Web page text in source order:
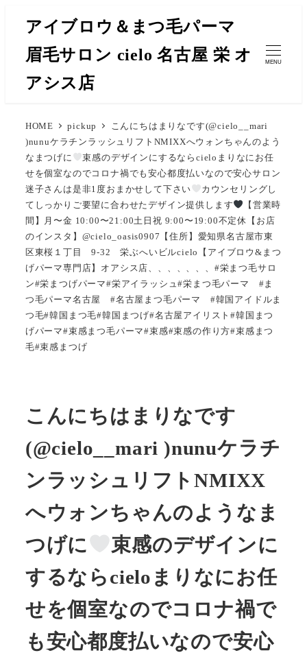
アイブロウ＆まつ毛パーマ
眉毛サロン cielo 名古屋 栄 オ
アシス店
MENU
HOME pickup
こんにちはまりなです(@cielo__mari
)nunuケラチンラッシュリフトNMIXXへウォンちゃんのよう
なまつげに
束感のデザインにするならcieloまりなにお任
せを︎︎︎︎︎個室なのでコロナ禍でも安心︎︎︎︎︎都度払いなので安心サロン
迷子さんは是非1度おまかせして下さい
カウンセリングし
てしっかりご要望に合わせたデザイン提供します
【営業時
間】月〜金 10:00〜21:00土日祝 9:00〜19:00不定休【お店
のインスタ】@cielo_oasis0907【住所】愛知県名古屋市東
区東桜１丁目 9-32 栄ぶへいビルcielo【アイブロウ&まつ
げパーマ専門店】オアシス店、、、、、、、#栄まつ毛サロ
ン#栄まつげパーマ#栄アイラッシュ#栄まつ毛パーマ #ま
つ毛パーマ名古屋 #名古屋まつ毛パーマ #韓国アイドルま
つ毛#韓国まつ毛#韓国まつげ#名古屋アイリスト#韓国まつ
げパーマ#束感まつ毛パーマ#束感#束感の作り方#束感まつ
毛#束感まつげ
こんにちはまりなです
(@cielo__mari )nunuケラチ
ンラッシュリフトNMIXX
へウォンちゃんのようなま
つげに
束感のデザインに
するならcieloまりなにお任
せを︎︎︎︎︎個室なのでコロナ禍で
も安心︎︎︎︎︎都度払いなので安心